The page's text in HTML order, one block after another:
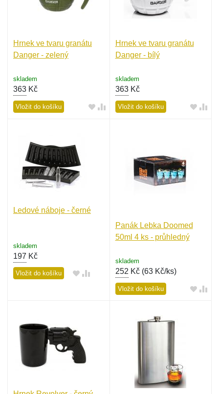
Hrnek ve tvaru granátu
Danger - zelený
skladem
363 Kč
Vložit do košíku
Hrnek ve tvaru granátu
Danger - bílý
skladem
363Kč
Vložit do košíku
Ledové náboje - černé
skladem
197 Kč
Vložit do košíku
Panák Lebka Doomed
50ml 4 ks - průhledný
skladem
252 Kč (63 Kč/ks)
Vložit do košíku